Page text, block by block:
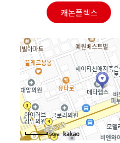
캐논플렉스
50m